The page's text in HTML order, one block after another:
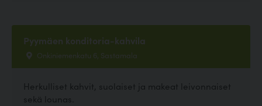
Pyymäen konditoria-kahvila
Onkiniemenkatu 6, Sastamala
Herkulliset kahvit, suolaiset ja makeat leivonnaiset
sekä lounas.